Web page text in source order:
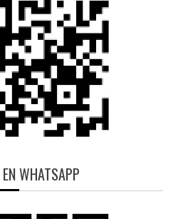
WHATSAPP